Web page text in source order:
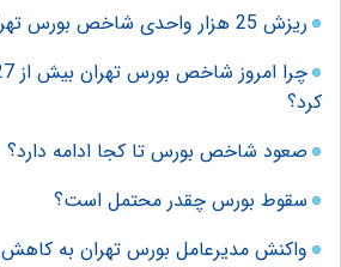
ریزش 25 هزار واحدی شاخص بورس تهران
کرد؟
صعود شاخص بورس تا کجا ادامه دارد؟
سقوط بورس چقدر محتمل است؟
واکنش مدیرعامل بورس تهران به کاهش 30 هزار واحدی